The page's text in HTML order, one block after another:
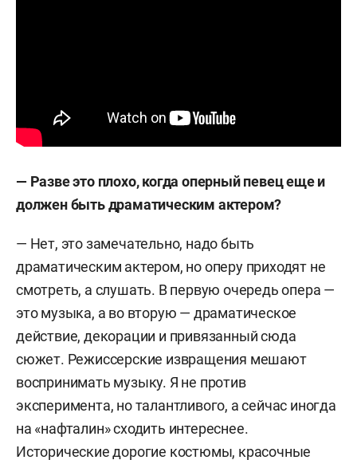
— Разве это плохо, когда оперный певец еще и
должен быть драматическим актером?
— Нет, это замечательно, надо быть
драматическим актером, но оперу приходят не
смотреть, а слушать. В первую очередь опера —
это музыка, а во вторую — драматическое
действие, декорации и привязанный сюда
сюжет. Режиссерские извращения мешают
воспринимать музыку. Я не против
эксперимента, но талантливого, а сейчас иногда
на «нафталин» сходить интереснее.
Исторические дорогие костюмы, красочные